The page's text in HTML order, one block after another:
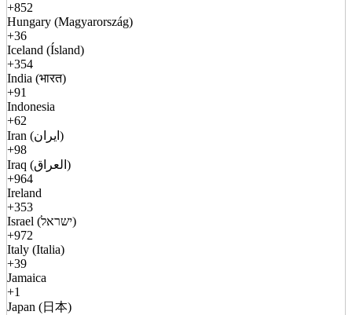
+852
Hungary (Magyarország)
+36
Iceland (Ísland)
+354
India (भारत)
+91
Indonesia
+62
Iran (ایران)
+98
Iraq (العراق)
+964
Ireland
+353
Israel (ישראל)
+972
Italy (Italia)
+39
Jamaica
+1
Japan (日本)